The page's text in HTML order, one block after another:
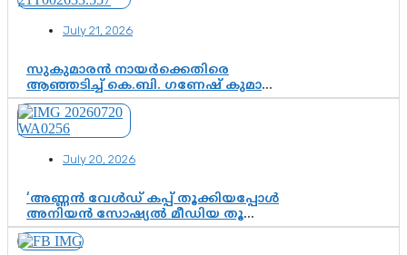
July 21, 2026
സുകുമാരൻ നായർക്കെതിരെ
ആഞ്ഞടിച്ച് കെ.ബി. ഗണേഷ് കുമാർ,
വി.ഡി. സതീശന് പൂർണ പിന്തുണ
July 20, 2026
‘അണ്ണൻ വേൾഡ് കപ്പ് തൂക്കിയപ്പോൾ
അനിയൻ സോഷ്യൽ മീഡിയ തൂക്കി’;
ലാമിൻ യമാലിന്റെ
കിരീടധാരണത്തിനിടെ